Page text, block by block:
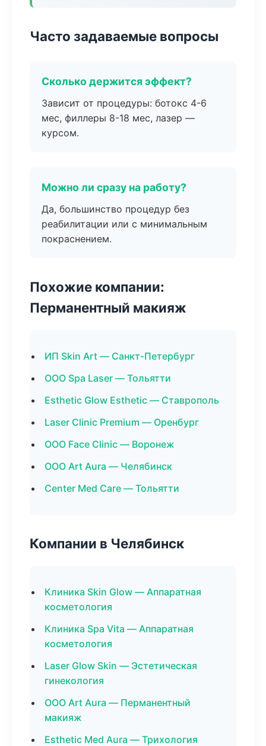
Часто задаваемые вопросы
Сколько держится эффект?
Зависит от процедуры: ботокс 4-6
мес, филлеры 8-18 мес, лазер —
курсом.
Можно ли сразу на работу?
Да, большинство процедур без
реабилитации или с минимальным
покраснением.
Похожие компании:
Перманентный макияж
ИП Skin Art — Санкт-Петербург
ООО Spa Laser — Тольятти
Esthetic Glow Esthetic — Ставрополь
Laser Clinic Premium — Оренбург
ООО Face Clinic — Воронеж
ООО Art Aura — Челябинск
Center Med Care — Тольятти
Компании в Челябинск
Клиника Skin Glow — Аппаратная
косметология
Клиника Spa Vita — Аппаратная
косметология
Laser Glow Skin — Эстетическая
гинекология
ООО Art Aura — Перманентный
макияж
Esthetic Med Aura — Трихология